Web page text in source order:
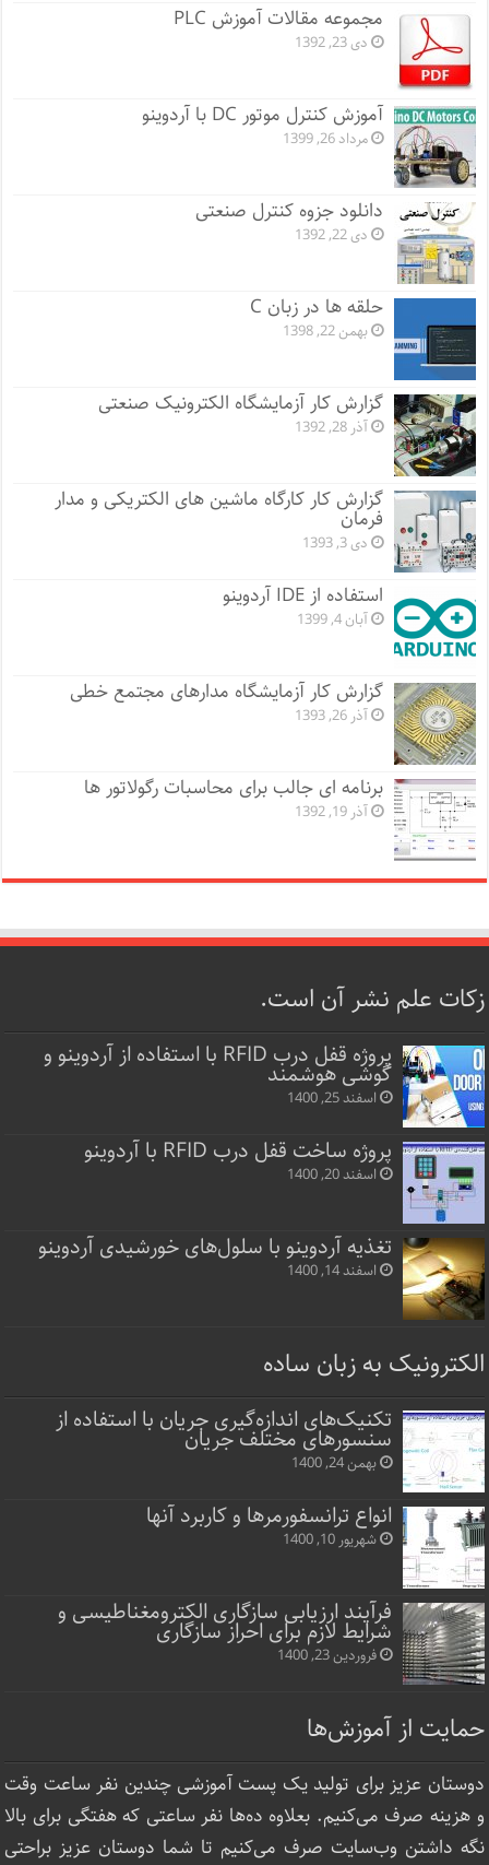
مجموعه مقالات آموزش PLC
دی 23, 1392
آموزش کنترل موتور DC با آردوینو
مرداد 26, 1399
دانلود جزوه کنترل صنعتی
دی 22, 1392
حلقه ها در زبان C
بهمن 22, 1398
گزارش کار آزمایشگاه الکترونیک صنعتی
آذر 28, 1392
گزارش کار کارگاه ماشین های الکتریکی و مدار
فرمان
دی 3, 1393
استفاده از IDE آردوینو
آبان 4, 1399
گزارش کار آزمایشگاه مدارهای مجتمع خطی
آذر 26, 1393
برنامه ای جالب برای محاسبات رگولاتور ها
آذر 19, 1392
زکات علم نشر آن است.
پروژه قفل‌ درب RFID با استفاده از آردوینو و
گوشی هوشمند
اسفند 25, 1400
پروژه ساخت قفل‌ درب RFID با آردوینو
اسفند 20, 1400
تغذیه آردوینو با سلول‌های خورشیدی آردوینو
اسفند 14, 1400
الکترونیک به زبان ساده
تکنیک‌های اندازه‌گیری جریان با استفاده از
سنسورهای مختلف جریان
بهمن 24, 1400
انواع ترانسفورمرها و کاربرد آنها
شهریور 10, 1400
فرآیند ارزیابی سازگاری الکترومغناطیسی و
شرایط لازم برای احراز سازگاری
فروردین 23, 1400
حمایت از آموزش‌ها
دوستان عزیز برای تولید یک پست آموزشی چندین نفر ساعت‌ وقت
و هزینه صرف می‌کنیم. بعلاوه ده‌ها نفر ساعتی که هفتگی برای بالا
نگه داشتن وب‌سایت صرف ‌می‌کنیم تا شما دوستان عزیز براحتی